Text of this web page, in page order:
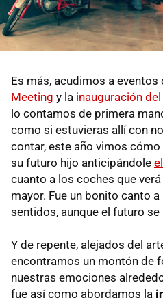
Es más, acudimos a eventos
Meeting y la inauguración
lo contamos de primera
como si estuvieras allí con
contar, este año vimos
su futuro hijo anticipándole
cuanto a los coches que
mayor. Fue un bonito canto
sentidos, aunque el futuro
Y de repente, alejados del
encontramos un montón de
nuestras emociones
fue así como abordamos la